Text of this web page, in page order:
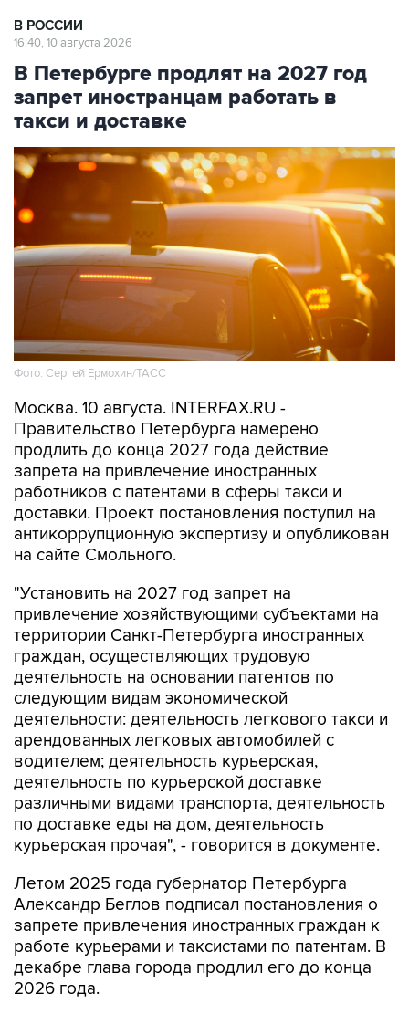
В РОССИИ
16:40, 10 августа 2026
В Петербурге продлят на 2027 год
запрет иностранцам работать в
такси и доставке
Фото: Сергей Ермохин/ТАСС
Москва. 10 августа. INTERFAX.RU -
Правительство Петербурга намерено
продлить до конца 2027 года действие
запрета на привлечение иностранных
работников с патентами в сферы такси и
доставки. Проект постановления поступил на
антикоррупционную экспертизу и опубликован
на сайте Смольного.
"Установить на 2027 год запрет на
привлечение хозяйствующими субъектами на
территории Санкт-Петербурга иностранных
граждан, осуществляющих трудовую
деятельность на основании патентов по
следующим видам экономической
деятельности: деятельность легкового такси и
арендованных легковых автомобилей с
водителем; деятельность курьерская,
деятельность по курьерской доставке
различными видами транспорта, деятельность
по доставке еды на дом, деятельность
курьерская прочая", - говорится в документе.
Летом 2025 года губернатор Петербурга
Александр Беглов подписал постановления о
запрете привлечения иностранных граждан к
работе курьерами и таксистами по патентам. В
декабре глава города продлил его до конца
2026 года.